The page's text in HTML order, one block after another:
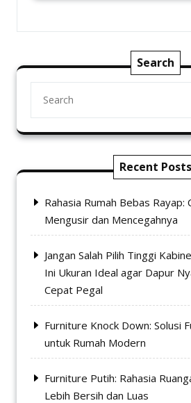
Search
Recent Posts
Rahasia Rumah Bebas Rayap:
Mengusir dan Mencegahnya
Jangan Salah Pilih Tinggi
Ini Ukuran Ideal agar Dapur
Cepat Pegal
Furniture Knock Down: Solusi
untuk Rumah Modern
Furniture Putih: Rahasia
Lebih Bersih dan Luas